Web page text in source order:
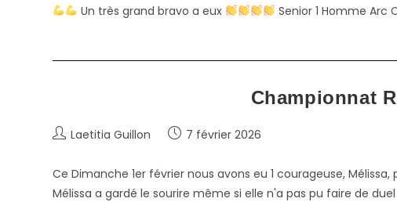
Un très grand bravo a eux
Senior 1 Homme Arc
Championnat
Auteur/autrice
publication :
Laetitia Guillon
Publication
7 février 2026
Ce Dimanche 1er février nous avons eu 1 courageuse,
Mélissa a gardé le sourire même si elle n'a pas pu faire de